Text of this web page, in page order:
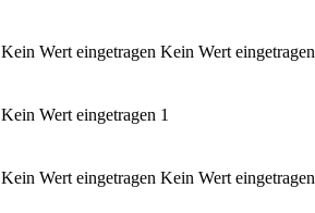
Kein Wert eingetragen Kein Wert eingetragen
Kein Wert eingetragen 1
Kein Wert eingetragen Kein Wert eingetragen